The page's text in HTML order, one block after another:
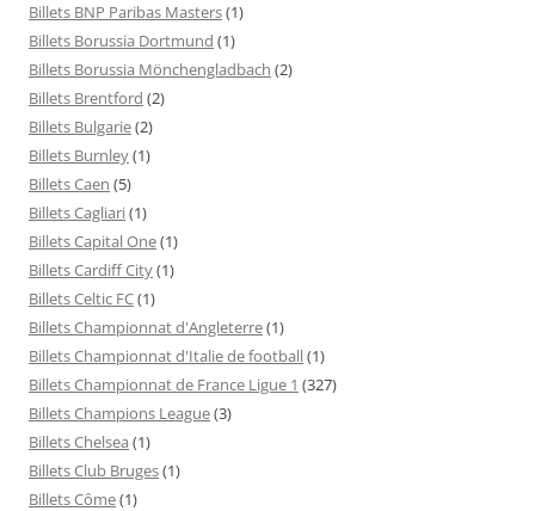
Billets BNP Paribas Masters(1)
Billets Borussia Dortmund (1)
Billets Borussia Mönchengladbach (2)
Billets Brentford (2)
Billets Bulgarie(2)
Billets Burnley(1)
Billets Caen (5)
Billets Cagliari(1)
Billets Capital One(1)
Billets Cardiff City(1)
Billets Celtic FC(1)
Billets Championnat d'Angleterre(1)
Billets Championnat d'Italie de football(1)
Billets Championnat de France Ligue 1 (327)
Billets Champions League(3)
Billets Chelsea (1)
Billets Club Bruges(1)
Billets Côme(1)